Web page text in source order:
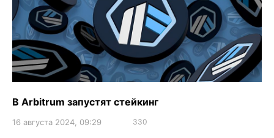
В Arbitrum запустят стейкинг
16 августа 2024, 09:29 330